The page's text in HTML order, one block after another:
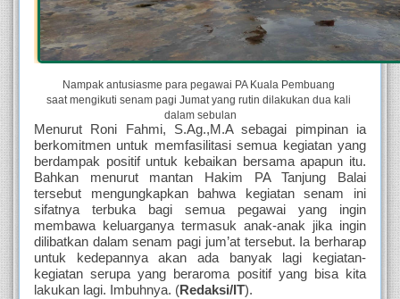
Nampak antusiasme para pegawai PA Kuala Pembuang
saat mengikuti senam pagi Jumat yang rutin dilakukan dua kali
dalam sebulan
Menurut Roni Fahmi, S.Ag.,M.A sebagai pimpinan ia
berkomitmen untuk memfasilitasi semua kegiatan yang
berdampak positif untuk kebaikan bersama apapun itu.
Bahkan menurut mantan Hakim PA Tanjung Balai
tersebut mengungkapkan bahwa kegiatan senam ini
sifatnya terbuka bagi semua pegawai yang ingin
membawa keluarganya termasuk anak-anak jika ingin
dilibatkan dalam senam pagi jum’at tersebut. Ia berharap
untuk kedepannya akan ada banyak lagi kegiatan-
kegiatan serupa yang beraroma positif yang bisa kita
lakukan lagi. Imbuhnya. (Redaksi/IT).